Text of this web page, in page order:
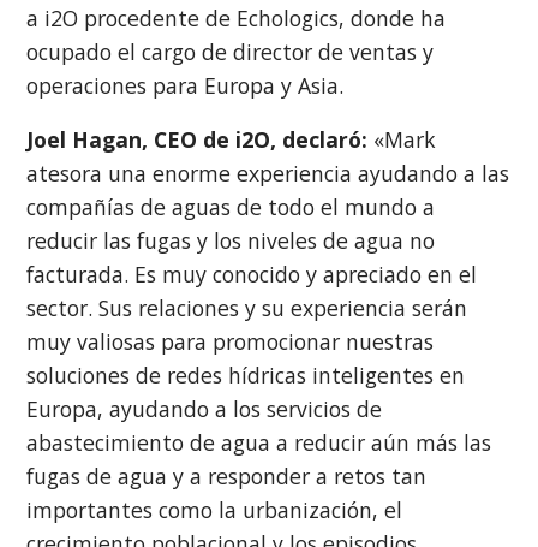
a i2O procedente de Echologics, donde ha
ocupado el cargo de director de ventas y
operaciones para Europa y Asia.
Joel Hagan, CEO de i2O, declaró: «Mark
atesora una enorme experiencia ayudando a las
compañías de aguas de todo el mundo a
reducir las fugas y los niveles de agua no
facturada. Es muy conocido y apreciado en el
sector. Sus relaciones y su experiencia serán
muy valiosas para promocionar nuestras
soluciones de redes hídricas inteligentes en
Europa, ayudando a los servicios de
abastecimiento de agua a reducir aún más las
fugas de agua y a responder a retos tan
importantes como la urbanización, el